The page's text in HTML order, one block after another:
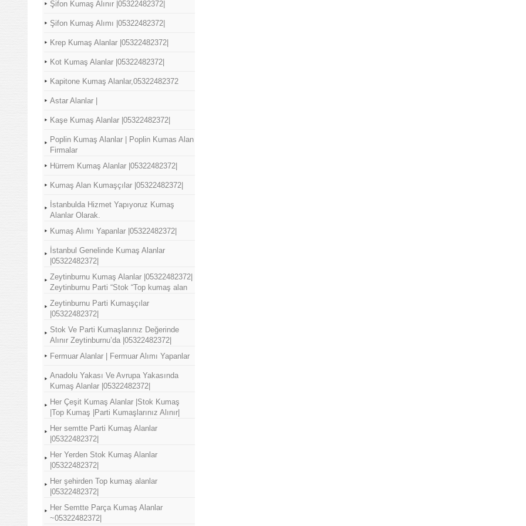
Şifon Kumaş Alınır |05322482372|
Şifon Kumaş Alımı |05322482372|
Krep Kumaş Alanlar |05322482372|
Kot Kumaş Alanlar |05322482372|
Kapitone Kumaş Alanlar,05322482372
Astar Alanlar |
Kaşe Kumaş Alanlar |05322482372|
Poplin Kumaş Alanlar | Poplin Kumas Alan
Firmalar
Hürrem Kumaş Alanlar |05322482372|
Kumaş Alan Kumaşçılar |05322482372|
İstanbulda Hizmet Yapıyoruz Kumaş
Alanlar Olarak.
Kumaş Alımı Yapanlar |05322482372|
İstanbul Genelinde Kumaş Alanlar
|05322482372|
Zeytinburnu Kumaş Alanlar |05322482372|
Zeytinburnu Parti “Stok “Top kumaş alan
Zeytinburnu Parti Kumaşçılar
|05322482372|
Stok Ve Parti Kumaşlarınız Değerinde
Alınır Zeytinburnu’da |05322482372|
Fermuar Alanlar | Fermuar Alımı Yapanlar
Anadolu Yakası Ve Avrupa Yakasında
Kumaş Alanlar |05322482372|
Her Çeşit Kumaş Alanlar |Stok Kumaş
|Top Kumaş |Parti Kumaşlarınız Alınır|
Her semtte Parti Kumaş Alanlar
|05322482372|
Her Yerden Stok Kumaş Alanlar
|05322482372|
Her şehirden Top kumaş alanlar
|05322482372|
Her Semtte Parça Kumaş Alanlar
~05322482372|